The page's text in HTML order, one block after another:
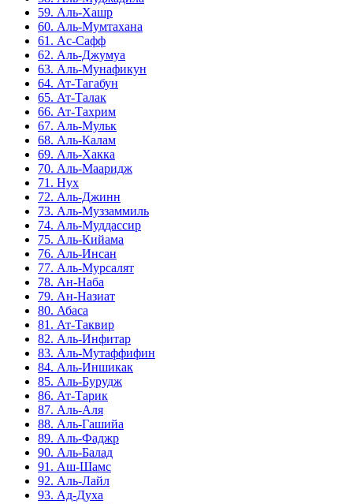
59. Аль-Хашр
60. Аль-Мумтахана
61. Ас-Сафф
62. Аль-Джумуа
63. Аль-Мунафикун
64. Ат-Тагабун
65. Ат-Талак
66. Ат-Тахрим
67. Аль-Мульк
68. Аль-Калам
69. Аль-Хакка
70. Аль-Мааридж
71. Нух
72. Аль-Джинн
73. Аль-Муззаммиль
74. Аль-Муддассир
75. Аль-Кийама
76. Аль-Инсан
77. Аль-Мурсалят
78. Ан-Наба
79. Ан-Назиат
80. Абаса
81. Ат-Таквир
82. Аль-Инфитар
83. Аль-Мутаффифин
84. Аль-Иншикак
85. Аль-Бурудж
86. Ат-Тарик
87. Аль-Аля
88. Аль-Гашийа
89. Аль-Фаджр
90. Аль-Балад
91. Аш-Шамс
92. Аль-Лайл
93. Ад-Духа